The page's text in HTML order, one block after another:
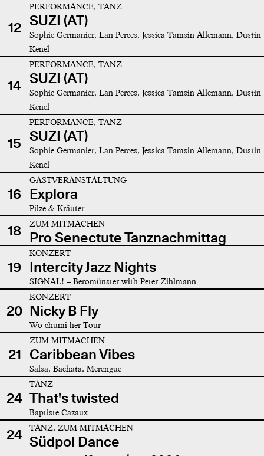
12
PERFORMANCE, TANZ
SUZI (AT)
Sophie Germanier, Lan Perces, Jessica Tamsin Allemann, Dustin
Kenel
14
PERFORMANCE, TANZ
SUZI (AT)
Sophie Germanier, Lan Perces, Jessica Tamsin Allemann, Dustin
Kenel
15
PERFORMANCE, TANZ
SUZI (AT)
Sophie Germanier, Lan Perces, Jessica Tamsin Allemann, Dustin
Kenel
16
GASTVERANSTALTUNG
Explora
Pilze & Kräuter
18 ZUM MITMACHEN
Pro Senectute Tanznachmittag
19
KONZERT
Intercity Jazz Nights
SIGNAL! – Beromünster with Peter Zihlmann
20
KONZERT
Nicky B Fly
Wo chumi her Tour
21
ZUM MITMACHEN
Caribbean Vibes
Salsa, Bachata, Merengue
24
TANZ
That's twisted
Baptiste Cazaux
24 TANZ, ZUM MITMACHEN
Südpol Dance